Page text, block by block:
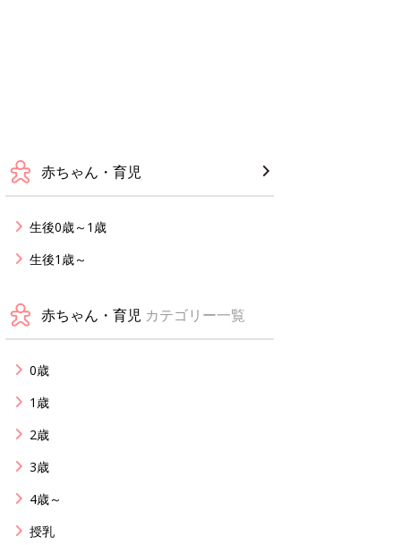
赤ちゃん・育児
生後0歳～1歳
生後1歳～
赤ちゃん・育児 カテゴリー一覧
0歳
1歳
2歳
3歳
4歳～
授乳